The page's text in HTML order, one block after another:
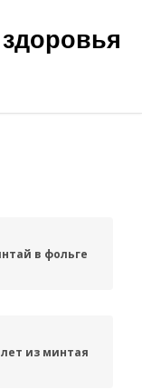
в фольге
из минтая